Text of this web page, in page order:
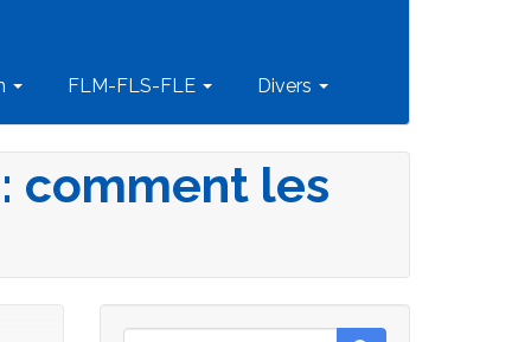
FLM-FLS-FLE Divers
comment les